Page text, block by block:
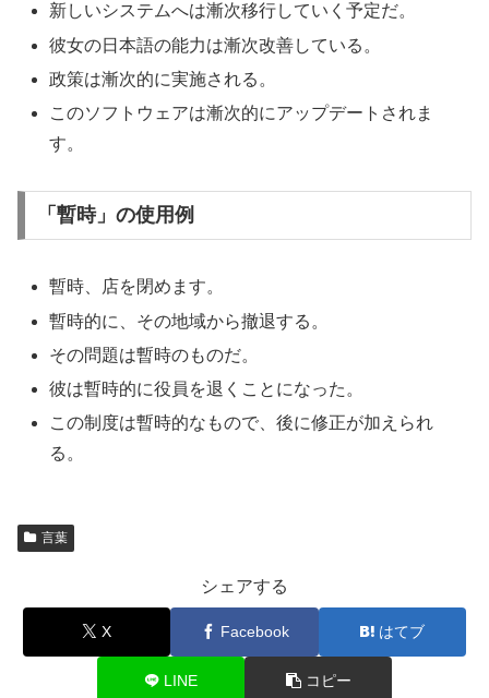
新しいシステムへは漸次移行していく予定だ。
彼女の日本語の能力は漸次改善している。
政策は漸次的に実施される。
このソフトウェアは漸次的にアップデートされま
す。
「暫時」の使用例
暫時、店を閉めます。
暫時的に、その地域から撤退する。
その問題は暫時のものだ。
彼は暫時的に役員を退くことになった。
この制度は暫時的なもので、後に修正が加えられ
る。
言葉
シェアする
X Facebook はてブ
LINE コピー